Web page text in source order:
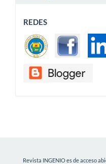
REDES
Revista INGENIO es de acceso